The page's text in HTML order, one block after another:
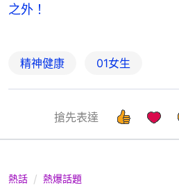
之外！
精神健康 01女生
搶先表達
熱話 熱爆話題